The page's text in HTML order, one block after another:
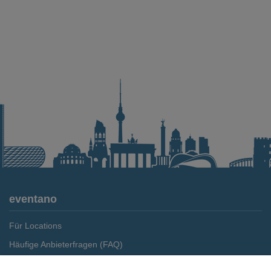
eventano
Für Locations
Häufige Anbieterfragen (FAQ)